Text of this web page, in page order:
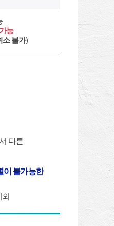
능
소 불가)
다른
이 불가능한
외